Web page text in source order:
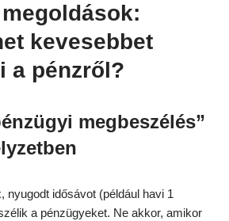
kevesebbet
a pénzről?
megbeszélés”
nyugodt idősávot (például havi 1
a pénzügyeket. Ne akkor, amikor